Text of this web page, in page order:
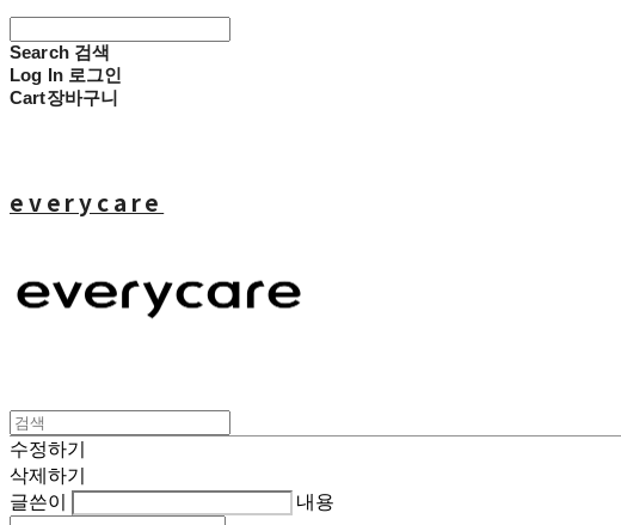
Search 검색
Log In 로그인
Cart장바구니
everycare
수정하기
삭제하기
글쓴이
내용